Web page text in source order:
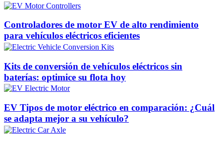
Controladores de motor EV de alto rendimiento
para vehículos eléctricos eficientes
Kits de conversión de vehículos eléctricos sin
baterías: optimice su flota hoy
EV Tipos de motor eléctrico en comparación: ¿Cuál
se adapta mejor a su vehículo?